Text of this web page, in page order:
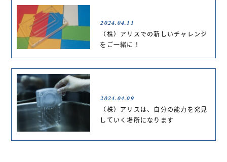
2024.04.11
（株）アリスでの新しいチャレンジ
をご一緒に！
2024.04.09
（株）アリスは、自分の能力を発見
していく場所になります